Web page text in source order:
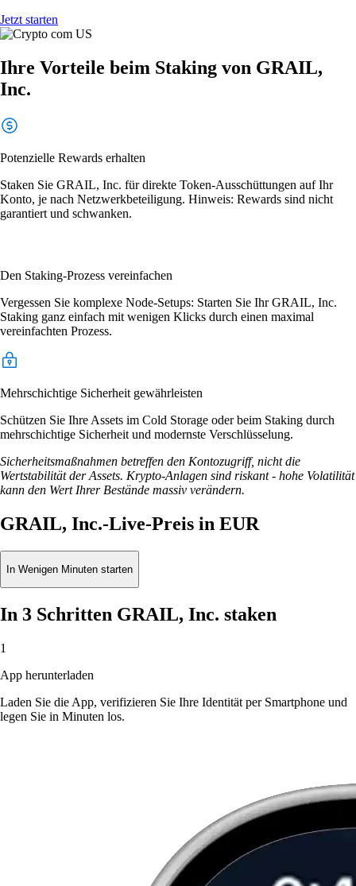
Jetzt starten
Ihre Vorteile beim Staking von GRAIL,
Inc.
Potenzielle Rewards erhalten
Staken Sie GRAIL, Inc. für direkte Token-Ausschüttungen auf Ihr
Konto, je nach Netzwerkbeteiligung. Hinweis: Rewards sind nicht
garantiert und schwanken.
Den Staking-Prozess vereinfachen
Vergessen Sie komplexe Node-Setups: Starten Sie Ihr GRAIL, Inc.
Staking ganz einfach mit wenigen Klicks durch einen maximal
vereinfachten Prozess.
Mehrschichtige Sicherheit gewährleisten
Schützen Sie Ihre Assets im Cold Storage oder beim Staking durch
mehrschichtige Sicherheit und modernste Verschlüsselung.
Sicherheitsmaßnahmen betreffen den Kontozugriff, nicht die
Wertstabilität der Assets. Krypto-Anlagen sind riskant - hohe Volatilität
kann den Wert Ihrer Bestände massiv verändern.
GRAIL, Inc.-Live-Preis in EUR
In Wenigen Minuten starten
In 3 Schritten GRAIL, Inc. staken
1
App herunterladen
Laden Sie die App, verifizieren Sie Ihre Identität per Smartphone und
legen Sie in Minuten los.